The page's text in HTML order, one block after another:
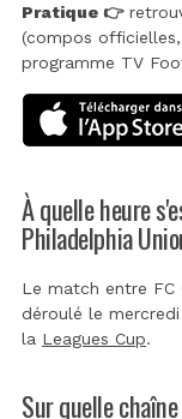
Pratique 👉
(compos
programme TV
À quelle heure
Philadelphia
Le match entre FC
déroulé le
la Leagues Cup.
Sur quelle